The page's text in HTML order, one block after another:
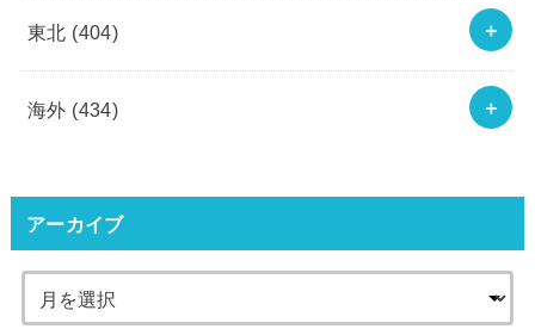
東北 (404)
海外 (434)
アーカイブ